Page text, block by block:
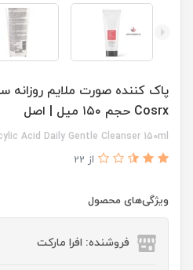
پاک کننده صورت ملایم روزانه
Cosrx حجم ۱۵۰ میل | اصل
Acid Daily Gentle Cleanser 150ml
از 22
ویژگی‌های محصول
فروشنده: افرا مارکت